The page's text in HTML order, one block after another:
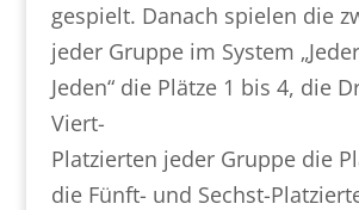
gespielt. Danach spielen die
jeder Gruppe im System
Jeden“ die Plätze 1 bis 4, die
Viert-
Platzierten jeder Gruppe die
die Fünft- und Sechst-